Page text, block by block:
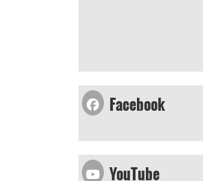
Facebook
YouTube